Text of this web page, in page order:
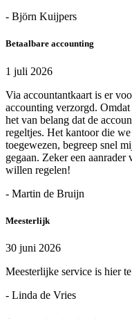
- Björn Kuijpers
Betaalbare accounting
1 juli 2026
Via accountantkaart is er
accounting verzorgd.
het van belang dat de
regeltjes. Het kantoor die
toegewezen, begreep snel
gegaan. Zeker een aanrader
willen regelen!
- Martin de Bruijn
Meesterlijk
30 juni 2026
Meesterlijke service is hier
- Linda de Vries